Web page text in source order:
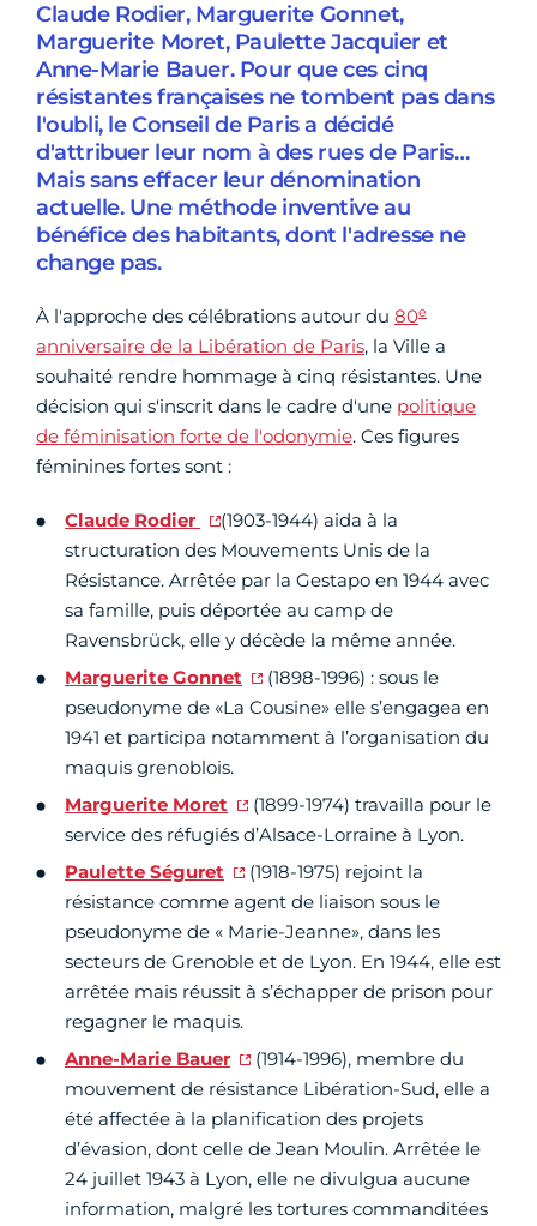
Claude Rodier, Marguerite Gonnet,
Marguerite Moret, Paulette Jacquier et
Anne-Marie Bauer. Pour que ces cinq
résistantes françaises ne tombent pas dans
l'oubli, le Conseil de Paris a décidé
d'attribuer leur nom à des rues de Paris…
Mais sans effacer leur dénomination
actuelle. Une méthode inventive au
bénéfice des habitants, dont l'adresse ne
change pas.
À l'approche des célébrations autour du 80e
anniversaire de la Libération de Paris, la Ville a
souhaité rendre hommage à cinq résistantes. Une
décision qui s'inscrit dans le cadre d'une politique
de féminisation forte de l'odonymie. Ces figures
féminines fortes sont :
Claude Rodier
(1903-1944) aida à la
structuration des Mouvements Unis de la
Résistance. Arrêtée par la Gestapo en 1944 avec
sa famille, puis déportée au camp de
Ravensbrück, elle y décède la même année.
Marguerite Gonnet
(1898-1996) : sous le
pseudonyme de «La Cousine» elle s’engagea en
1941 et participa notamment à l’organisation du
maquis grenoblois.
Marguerite Moret
(1899-1974) travailla pour le
service des réfugiés d’Alsace-Lorraine à Lyon.
Paulette Séguret
(1918-1975) rejoint la
résistance comme agent de liaison sous le
pseudonyme de « Marie-Jeanne», dans les
secteurs de Grenoble et de Lyon. En 1944, elle est
arrêtée mais réussit à s’échapper de prison pour
regagner le maquis.
Anne-Marie Bauer
(1914-1996), membre du
mouvement de résistance Libération-Sud, elle a
été affectée à la planification des projets
d’évasion, dont celle de Jean Moulin. Arrêtée le
24 juillet 1943 à Lyon, elle ne divulgua aucune
information, malgré les tortures commanditées